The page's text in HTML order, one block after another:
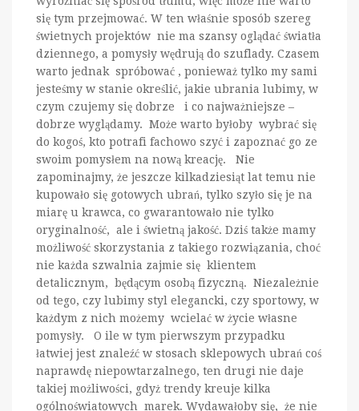
się tym przejmować. W ten właśnie sposób szereg
świetnych projektów nie ma szansy oglądać światła
dziennego, a pomysły wędrują do szuflady. Czasem
warto jednak spróbować , ponieważ tylko my sami
jesteśmy w stanie określić, jakie ubrania lubimy, w
czym czujemy się dobrze i co najważniejsze –
dobrze wyglądamy. Może warto byłoby wybrać się
do kogoś, kto potrafi fachowo szyć i zapoznać go ze
swoim pomysłem na nową kreację. Nie
zapominajmy, że jeszcze kilkadziesiąt lat temu nie
kupowało się gotowych ubrań, tylko szyło się je na
miarę u krawca, co gwarantowało nie tylko
oryginalność, ale i świetną jakość. Dziś także mamy
możliwość skorzystania z takiego rozwiązania, choć
nie każda szwalnia zajmie się klientem
detalicznym, będącym osobą fizyczną. Niezależnie
od tego, czy lubimy styl elegancki, czy sportowy, w
każdym z nich możemy wcielać w życie własne
pomysły. O ile w tym pierwszym przypadku
łatwiej jest znaleźć w stosach sklepowych ubrań coś
naprawdę niepowtarzalnego, ten drugi nie daje
takiej możliwości, gdyż trendy kreuje kilka
ogólnoświatowych marek. Wydawałoby się, że nie